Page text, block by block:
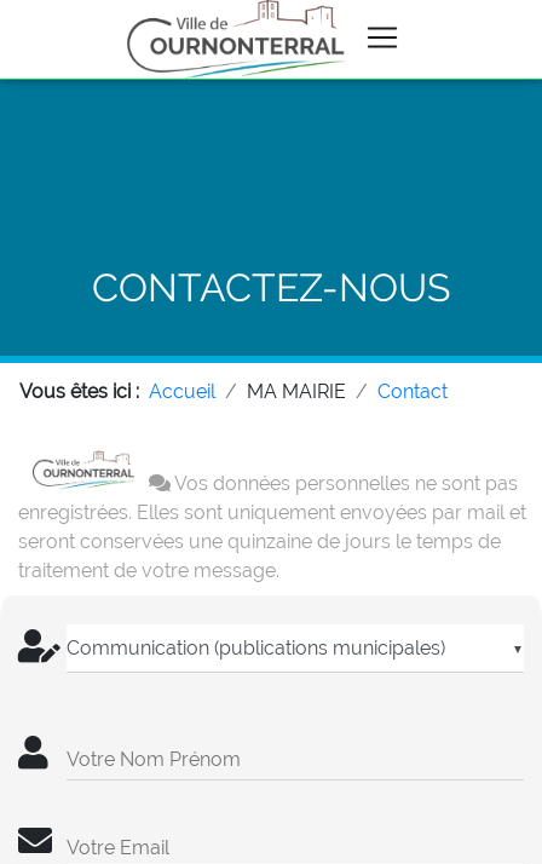
CONTACTEZ-NOUS
Vous êtes ici : Accueil MA MAIRIE Contact
Vos données personnelles ne sont pas
enregistrées. Elles sont uniquement envoyées par mail et
seront conservées une quinzaine de jours le temps de
traitement de votre message.
▼
Votre Nom Prénom
Votre Email